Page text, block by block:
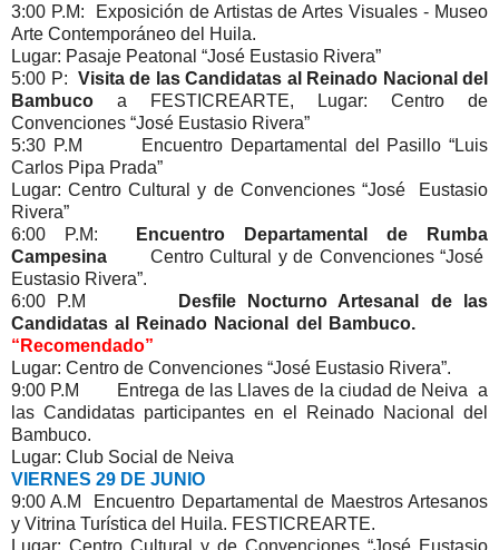
3:00 P.M: Exposición de Artistas de Artes Visuales - Museo
Arte Contemporáneo del Huila.
Lugar: Pasaje Peatonal “José Eustasio Rivera”
5:00 P: Visita de las Candidatas al Reinado Nacional del
Bambuco a FESTICREARTE, Lugar: Centro de
Convenciones “José Eustasio Rivera”
5:30 P.M Encuentro Departamental del Pasillo “Luis
Carlos Pipa Prada”
Lugar: Centro Cultural y de Convenciones “José Eustasio
Rivera”
6:00 P.M:
Encuentro Departamental de Rumba
Campesina Centro Cultural y de Convenciones “José
Eustasio Rivera”.
6:00 P.M
Desfile Nocturno Artesanal de las
Candidatas al Reinado Nacional del Bambuco.
“Recomendado”
Lugar: Centro de Convenciones “José Eustasio Rivera”.
9:00 P.M Entrega de las Llaves de la ciudad de Neiva a
las Candidatas participantes en el Reinado Nacional del
Bambuco.
Lugar: Club Social de Neiva
VIERNES 29 DE JUNIO
9:00 A.M Encuentro Departamental de Maestros Artesanos
y Vitrina Turística del Huila. FESTICREARTE.
Lugar: Centro Cultural y de Convenciones “José Eustasio